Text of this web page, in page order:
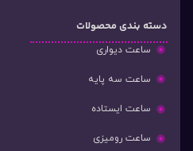
دسته‌ بندی محصولات
ساعت دیواری
ساعت سه پایه
ساعت ایستاده
ساعت رومیزی